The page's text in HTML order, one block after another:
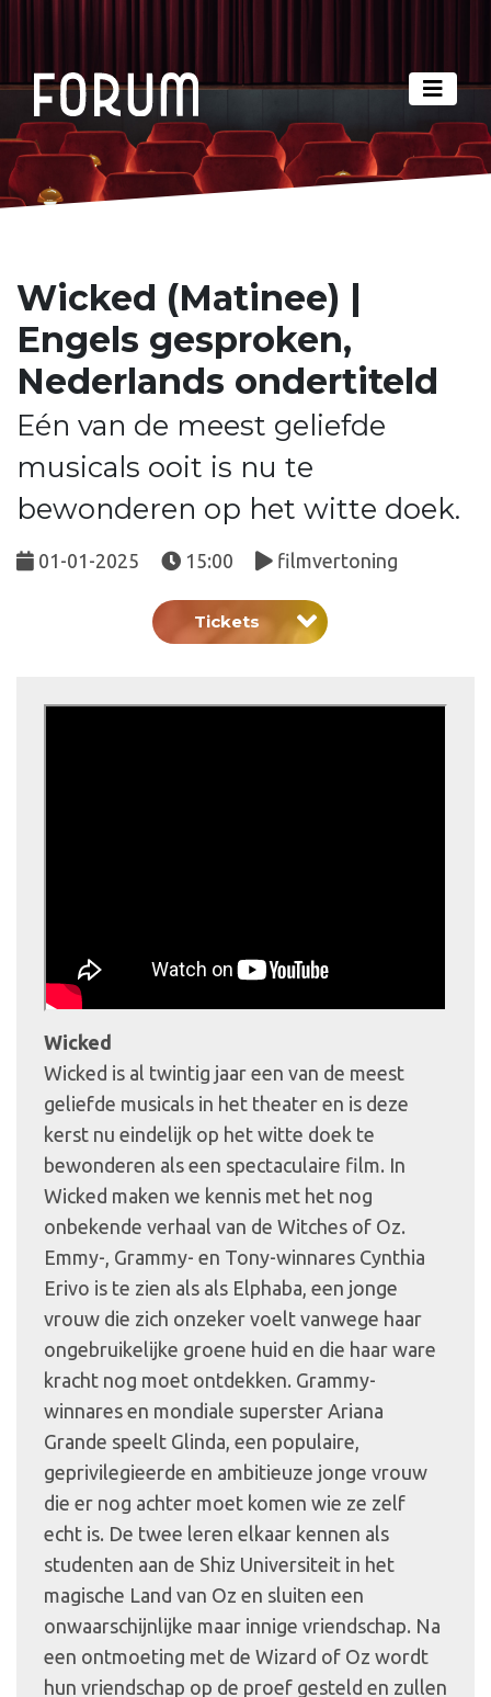
Wicked (Matinee) |
Engels gesproken,
Nederlands ondertiteld
Eén van de meest geliefde
musicals ooit is nu te
bewonderen op het witte doek.
01-01-2025 15:00 filmvertoning
Tickets
Wicked
Wicked is al twintig jaar een van de meest
geliefde musicals in het theater en is deze
kerst nu eindelijk op het witte doek te
bewonderen als een spectaculaire film. In
Wicked maken we kennis met het nog
onbekende verhaal van de Witches of Oz.
Emmy-, Grammy- en Tony-winnares Cynthia
Erivo is te zien als als Elphaba, een jonge
vrouw die zich onzeker voelt vanwege haar
ongebruikelijke groene huid en die haar ware
kracht nog moet ontdekken. Grammy-
winnares en mondiale superster Ariana
Grande speelt Glinda, een populaire,
geprivilegieerde en ambitieuze jonge vrouw
die er nog achter moet komen wie ze zelf
echt is. De twee leren elkaar kennen als
studenten aan de Shiz Universiteit in het
magische Land van Oz en sluiten een
onwaarschijnlijke maar innige vriendschap. Na
een ontmoeting met de Wizard of Oz wordt
hun vriendschap op de proef gesteld en zullen